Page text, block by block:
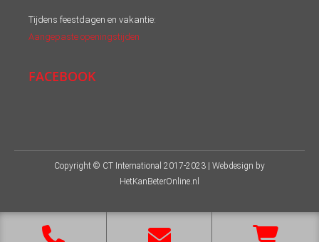
Tijdens feestdagen en vakantie:
Aangepaste openingstijden
FACEBOOK
Copyright © CT International 2017-2023 | Webdesign by
HetKanBeterOnline.nl